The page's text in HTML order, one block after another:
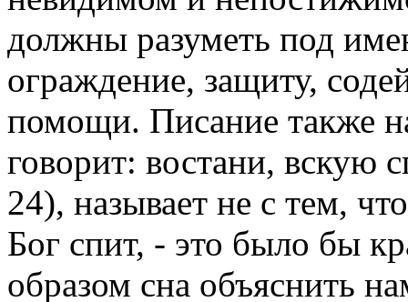
должны разуметь под
ограждение, защиту,
помощи. Писание также
говорит: востани,
24), называет не с тем,
Бог спит, - это было бы
образом сна объяснить